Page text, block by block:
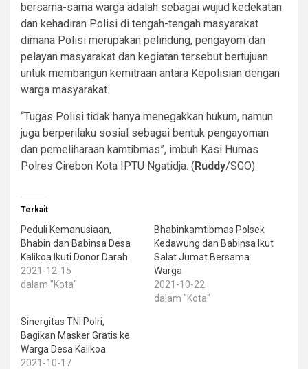
bersama-sama warga adalah sebagai wujud kedekatan
dan kehadiran Polisi di tengah-tengah masyarakat
dimana Polisi merupakan pelindung, pengayom dan
pelayan masyarakat dan kegiatan tersebut bertujuan
untuk membangun kemitraan antara Kepolisian dengan
warga masyarakat.
“Tugas Polisi tidak hanya menegakkan hukum, namun
juga berperilaku sosial sebagai bentuk pengayoman
dan pemeliharaan kamtibmas”, imbuh Kasi Humas
Polres Cirebon Kota IPTU Ngatidja. ( Ruddy/SGO)
Terkait
Peduli Kemanusiaan,
Bhabin dan Babinsa Desa
Kalikoa Ikuti Donor Darah
2021-12-15
dalam "Kota"
Bhabinkamtibmas Polsek
Kedawung dan Babinsa Ikut
Salat Jumat Bersama
Warga
2021-10-22
dalam "Kota"
Sinergitas TNI Polri,
Bagikan Masker Gratis ke
Warga Desa Kalikoa
2021-10-17